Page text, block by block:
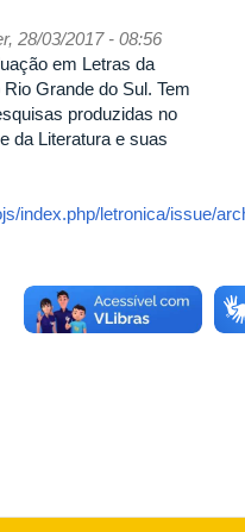
28/03/2017 - 08:56
em Letras da
Grande do Sul. Tem
produzidas no
da Literatura e suas
index.php/letronica/issue/